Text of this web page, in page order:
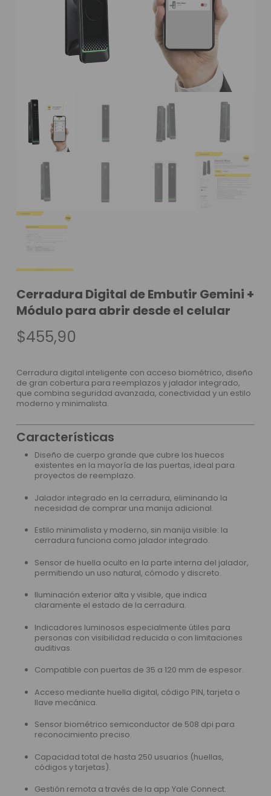
Cerradura Digital de Embutir Gemini +
Módulo para abrir desde el celular
$455,90
Cerradura digital inteligente con acceso biométrico, diseño
de gran cobertura para reemplazos y jalador integrado,
que combina seguridad avanzada, conectividad y un estilo
moderno y minimalista.
Características
Diseño de cuerpo grande que cubre los huecos
existentes en la mayoría de las puertas, ideal para
proyectos de reemplazo.
Jalador integrado en la cerradura, eliminando la
necesidad de comprar una manija adicional.
Estilo minimalista y moderno, sin manija visible: la
cerradura funciona como jalador integrado.
Sensor de huella oculto en la parte interna del jalador,
permitiendo un uso natural, cómodo y discreto.
Iluminación exterior alta y visible, que indica
claramente el estado de la cerradura.
Indicadores luminosos especialmente útiles para
personas con visibilidad reducida o con limitaciones
auditivas.
Compatible con puertas de 35 a 120 mm de espesor.
Acceso mediante huella digital, código PIN, tarjeta o
llave mecánica.
Sensor biométrico semiconductor de 508 dpi para
reconocimiento preciso.
Capacidad total de hasta 250 usuarios (huellas,
códigos y tarjetas).
Gestión remota a través de la app Yale Connect.